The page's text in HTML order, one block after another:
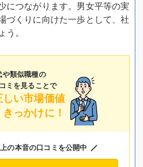
につながります。男女平等の実
づくりに向けた一歩として、社
。
や類似職種の
ミを見ることで
しい市場価値
っかけに！
の本音の口コミを公開中